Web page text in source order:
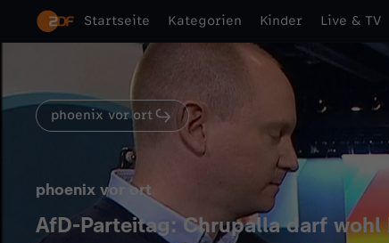
Startseite Kategorien Kinder Live & TV
phoenix vor ort
phoenix vor ort
AfD-Parteitag: Chrupalla darf wohl